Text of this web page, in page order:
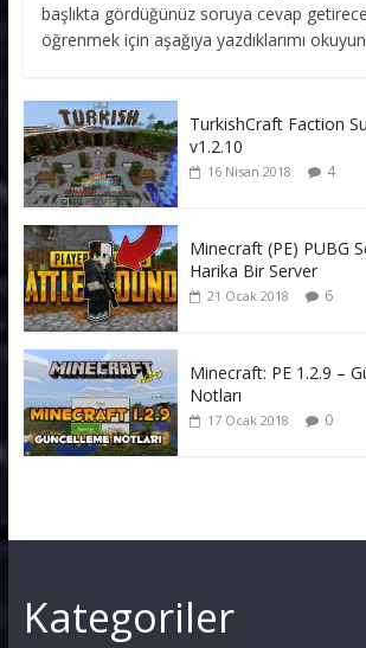
başlıkta gördüğünüz soruya cevap
öğrenmek için aşağıya yazdıklarımı
TurkishCraft Faction
v1.2.10
16 Nisan 2018 4
Minecraft (PE) PUBG
Harika Bir Server
21 Ocak 2018 6
Minecraft: PE 1.2.9 –
Notları
17 Ocak 2018 0
Kategoriler